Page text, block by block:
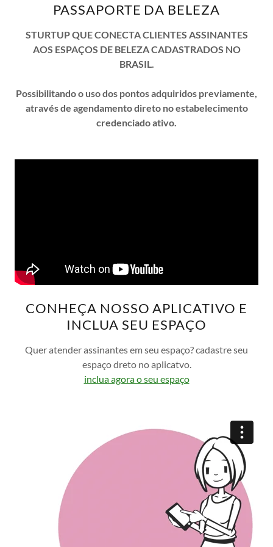
PASSAPORTE DA BELEZA
STURTUP QUE CONECTA CLIENTES ASSINANTES
AOS ESPAÇOS DE BELEZA CADASTRADOS NO
BRASIL.
Possibilitando o uso dos pontos adquiridos previamente,
através de agendamento direto no estabelecimento
credenciado ativo.
CONHEÇA NOSSO APLICATIVO E
INCLUA SEU ESPAÇO
Quer atender assinantes em seu espaço? cadastre seu
espaço dreto no aplicatvo.
inclua agora o seu espaço